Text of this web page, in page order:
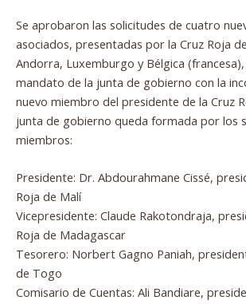
Se aprobaron las solicitudes de cuatro
asociados, presentadas por la Cruz Roja
Andorra, Luxemburgo y Bélgica
mandato de la junta de gobierno con la
nuevo miembro del presidente de la Cruz
junta de gobierno queda formada por los
miembros:
Presidente: Dr. Abdourahmane Cissé,
Roja de Malí
Vicepresidente: Claude Rakotondraja,
Roja de Madagascar
Tesorero: Norbert Gagno Paniah,
de Togo
Comisario de Cuentas: Ali Bandiare,